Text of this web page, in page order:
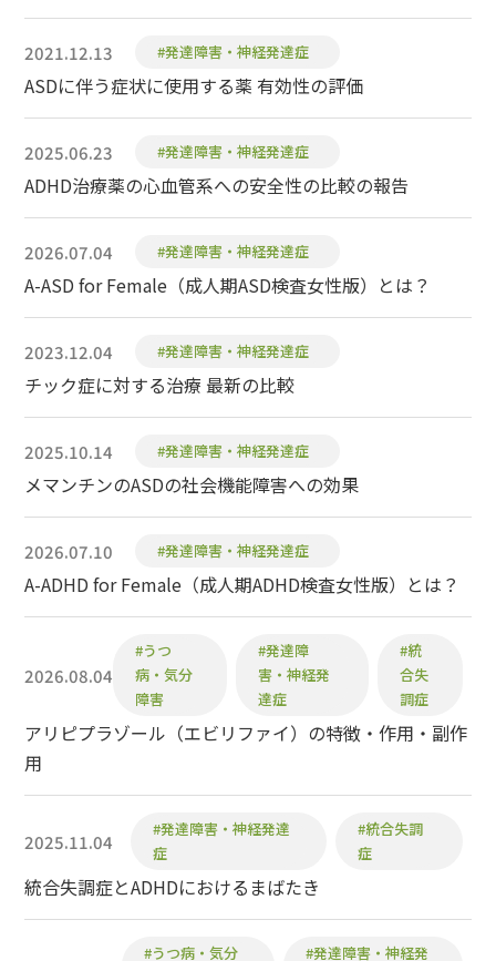
2021.12.13 #発達障害・神経発達症
ASDに伴う症状に使用する薬 有効性の評価
2025.06.23 #発達障害・神経発達症
ADHD治療薬の心血管系への安全性の比較の報告
2026.07.04 #発達障害・神経発達症
A-ASD for Female（成人期ASD検査女性版）とは？
2023.12.04 #発達障害・神経発達症
チック症に対する治療 最新の比較
2025.10.14 #発達障害・神経発達症
メマンチンのASDの社会機能障害への効果
2026.07.10 #発達障害・神経発達症
A-ADHD for Female（成人期ADHD検査女性版）とは？
2026.08.04
#うつ
病・気分
障害
#発達障
害・神経発
達症
#統
合失
調症
アリピプラゾール（エビリファイ）の特徴・作用・副作
用
2025.11.04
#発達障害・神経発達
症
#統合失調
症
統合失調症とADHDにおけるまばたき
#うつ病・気分 #発達障害・神経発